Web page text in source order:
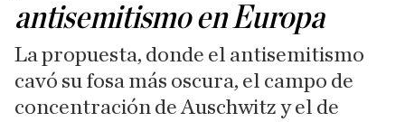
antisemitismo en Europa
La propuesta, donde el antisemitismo
cavó su fosa más oscura, el campo de
concentración de Auschwitz y el de